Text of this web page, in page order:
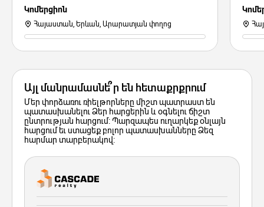
Կոմերցիոն
Հայաստան, Երևան, Արարատյան փողոց
Այլ մանրամասնե՞ր են հետաքրքրում
Մեր փորձառու ռիելթորները միշտ պատրաստ են
պատասխանելու Ձեր հարցերին և օգնելու ճիշտ
ընտրության հարցում: Պարզապես ուղարկեք օնլայն
հարցում եւ ստացեք բոլոր պատասխանները Ձեզ
հարմար տարբերակով: